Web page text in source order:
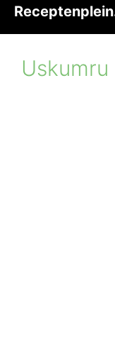
inhoud